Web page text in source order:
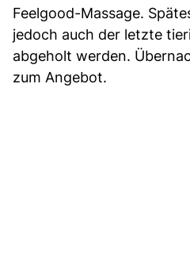
Feelgood-Massage.
jedoch auch der letzte
abgeholt werden.
zum Angebot.